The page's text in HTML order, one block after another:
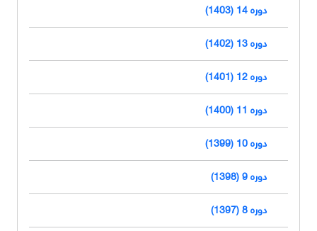
دوره 14 (1403)
دوره 13 (1402)
دوره 12 (1401)
دوره 11 (1400)
دوره 10 (1399)
دوره 9 (1398)
دوره 8 (1397)